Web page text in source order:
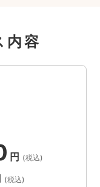
内容
円 (税込)
(税込)